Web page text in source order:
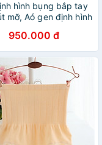
hình bụng bắp tay
mỡ, Aó gen định hình
950.000 đ